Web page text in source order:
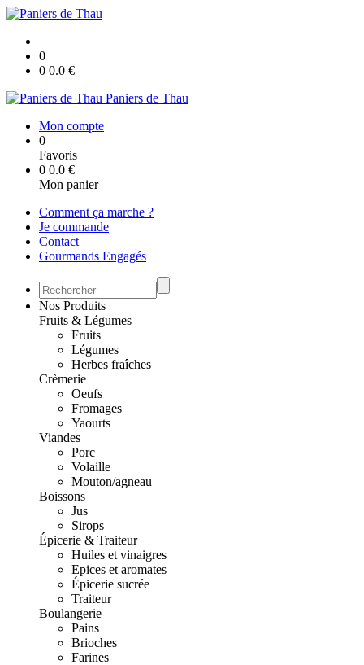
0
0 0.0 €
Paniers de Thau
Mon compte
0
Favoris
0 0.0 €
Mon panier
Comment ça marche ?
Je commande
Contact
Gourmands Engagés
Nos Produits
Fruits & Légumes
Fruits
Légumes
Herbes fraîches
Crèmerie
Oeufs
Fromages
Yaourts
Viandes
Porc
Volaille
Mouton/agneau
Boissons
Jus
Sirops
Épicerie & Traiteur
Huiles et vinaigres
Epices et aromates
Épicerie sucrée
Traiteur
Boulangerie
Pains
Brioches
Farines